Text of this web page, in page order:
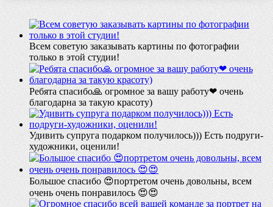
Всем советую заказывать картины по фотографии
только в этой студии!
Ребята спасибо🙏 огромное за вашу работу❤ очень
благодарна за такую красоту)
Удивить супруга подарком получилось))) Есть подруги-
художники, оценили!
Большое спасибо 😍портретом очень довольны, всем
очень очень понравилось 😍😍